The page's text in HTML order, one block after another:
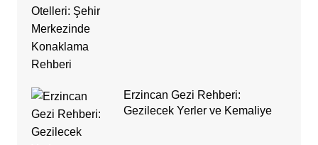
Erzincan Gezi Rehberi:
Gezilecek Yerler ve Kemaliye